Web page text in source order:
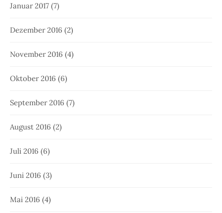
Januar 2017 (7)
Dezember 2016 (2)
November 2016 (4)
Oktober 2016 (6)
September 2016 (7)
August 2016 (2)
Juli 2016 (6)
Juni 2016 (3)
Mai 2016 (4)